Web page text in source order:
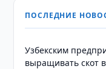
ПОСЛЕДНИЕ
Узбекским
выращивать скот